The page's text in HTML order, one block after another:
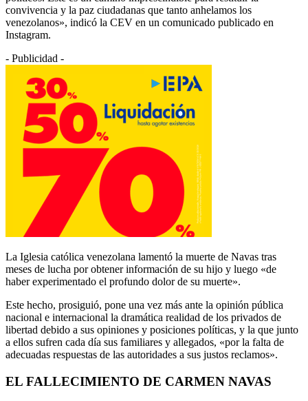
convivencia y la paz ciudadanas que tanto anhelamos los
venezolanos», indicó la CEV en un comunicado publicado en
Instagram.
- Publicidad -
La Iglesia católica venezolana lamentó la muerte de Navas tras
meses de lucha por obtener información de su hijo y luego «de
haber experimentado el profundo dolor de su muerte».
Este hecho, prosiguió, pone una vez más ante la opinión pública
nacional e internacional la dramática realidad de los privados de
libertad debido a sus opiniones y posiciones políticas, y la que junto
a ellos sufren cada día sus familiares y allegados, «por la falta de
adecuadas respuestas de las autoridades a sus justos reclamos».
EL FALLECIMIENTO DE CARMEN NAVAS